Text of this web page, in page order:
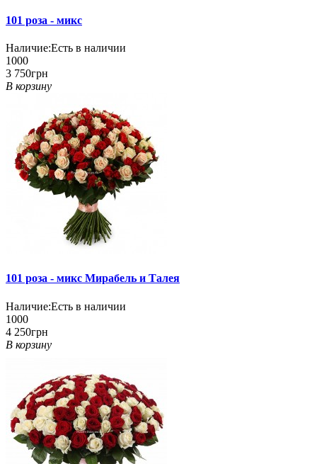
101 роза - микс
Наличие:Есть в наличии
1000
3 750грн
В корзину
101 роза - микс Мирабель и Талея
Наличие:Есть в наличии
1000
4 250грн
В корзину